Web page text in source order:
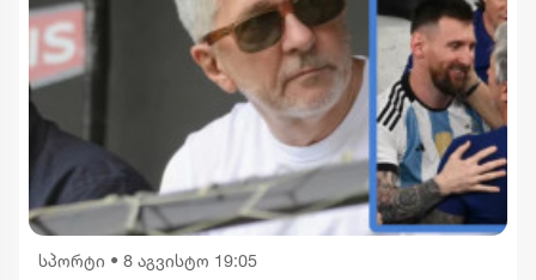
სპორტი • 8 აგვისტო 19:05